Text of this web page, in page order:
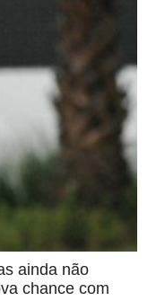
ainda não
chance com